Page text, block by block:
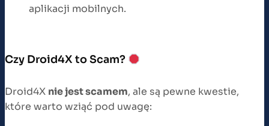
aplikacji mobilnych.
Czy Droid4X to Scam?
Droid4X nie jest scamem, ale są pewne kwestie,
które warto wziąć pod uwagę: